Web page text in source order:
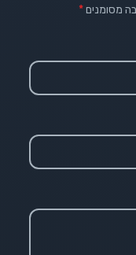
מסומנים*